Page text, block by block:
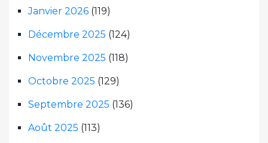
Janvier 2026 (119)
Décembre 2025 (124)
Novembre 2025 (118)
Octobre 2025 (129)
Septembre 2025 (136)
Août 2025 (113)